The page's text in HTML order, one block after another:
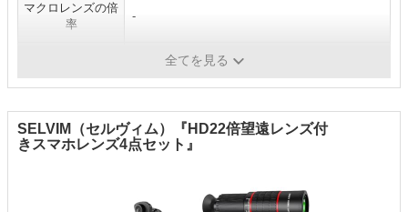
マクロレンズの倍
率
-
全てを見る
SELVIM（セルヴィム）『HD22倍望遠レンズ付
きスマホレンズ4点セット』